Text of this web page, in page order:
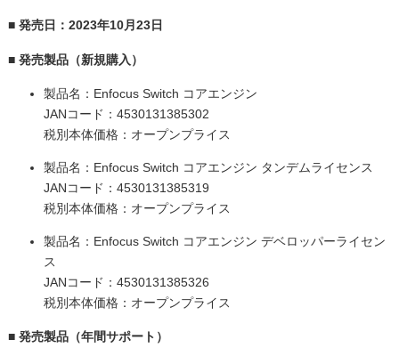
■ 発売日：2023年10月23日
■ 発売製品（新規購入）
製品名：Enfocus Switch コアエンジン
JANコード：4530131385302
税別本体価格：オープンプライス
製品名：Enfocus Switch コアエンジン タンデムライセンス
JANコード：4530131385319
税別本体価格：オープンプライス
製品名：Enfocus Switch コアエンジン デベロッパーライセン
ス
JANコード：4530131385326
税別本体価格：オープンプライス
■ 発売製品（年間サポート）